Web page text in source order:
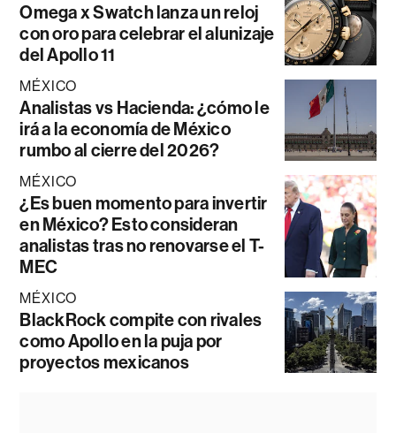
Omega x Swatch lanza un reloj
con oro para celebrar el alunizaje
del Apollo 11
MÉXICO
Analistas vs Hacienda: ¿cómo le
irá a la economía de México
rumbo al cierre del 2026?
MÉXICO
¿Es buen momento para invertir
en México? Esto consideran
analistas tras no renovarse el T-
MEC
MÉXICO
BlackRock compite con rivales
como Apollo en la puja por
proyectos mexicanos